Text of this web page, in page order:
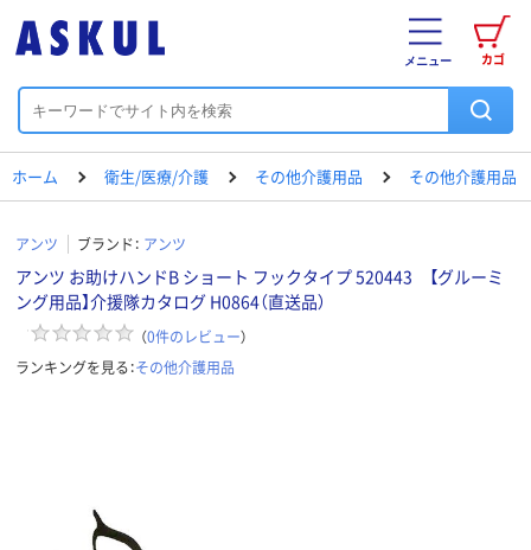
カゴ
メニュー
ホーム 衛生/医療/介護 その他介護用品 その他介護用品
アンツ ブランド： アンツ
アンツ お助けハンドB ショート フックタイプ 520443 【グルーミ
ング用品】介援隊カタログ H0864（直送品）
（0件のレビュー）
ランキングを見る：その他介護用品